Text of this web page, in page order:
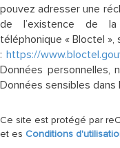
pouvez adresser une
de l’existence de la
téléphonique « Bloctel
: https://
Données personnelles,
Données sensibles dans
Ce site est protégé par
et es Conditions